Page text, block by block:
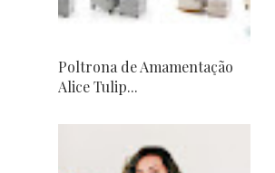
Poltrona de Amamentação
Alice Tulip...